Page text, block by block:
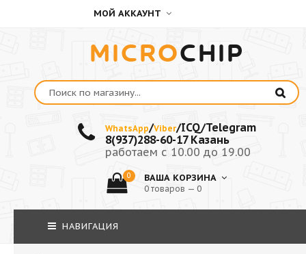
МОЙ АККАУНТ
MICROCHIP
WhatsApp/Viber/ICQ/Telegram
8(937)288-60-17 Казань
работаем с 10.00 до 19.00
0 ВАША КОРЗИНА
0 товаров — 0
НАВИГАЦИЯ